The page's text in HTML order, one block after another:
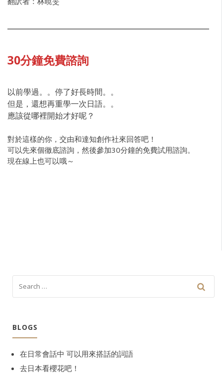
30分鐘免費諮詢
以前學過。。停了好長時間。。
但是，還想再重學一次日語。。
應該從哪裡開始才好呢？
對於這樣的你，交由和達知創作社來回答吧！
可以先來個徹底諮詢，然後參加30分鐘的免費試用諮詢。
現在線上也可以哦～
BLOGS
在日常會話中 可以用來搭話的詞語
去日本看櫻花吧！